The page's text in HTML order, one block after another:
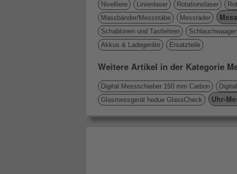
Nivelliere
Linienlaser Rotationslaser
Massbänder/Messstäbe
Messräder
Schablonen und Tastlehren
Akkus & Ladegeräte
Ersatzteile
Weitere Artikel in der Kategorie
Digital Messschieber 150 mm Carbon
Glasmessgerät hedue GlassCheck
Uhr-